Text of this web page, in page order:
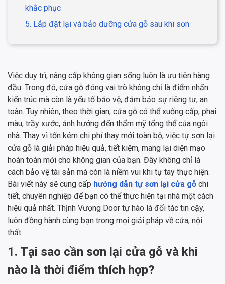
khắc phục
5. Lắp đặt lại và bảo dưỡng cửa gỗ sau khi sơn
Việc duy trì, nâng cấp không gian sống luôn là ưu tiên hàng
đầu. Trong đó, cửa gỗ đóng vai trò không chỉ là điểm nhấn
kiến trúc mà còn là yếu tố bảo vệ, đảm bảo sự riêng tư, an
toàn. Tuy nhiên, theo thời gian, cửa gỗ có thể xuống cấp, phai
màu, trầy xước, ảnh hưởng đến thẩm mỹ tổng thể của ngôi
nhà. Thay vì tốn kém chi phí thay mới toàn bộ, việc tự sơn lại
cửa gỗ là giải pháp hiệu quả, tiết kiệm, mang lại diện mạo
hoàn toàn mới cho không gian của bạn. Đây không chỉ là
cách bảo vệ tài sản mà còn là niềm vui khi tự tay thực hiện.
Bài viết này sẽ cung cấp hướng dẫn tự sơn lại cửa gỗ chi
tiết, chuyên nghiệp để bạn có thể thực hiện tại nhà một cách
hiệu quả nhất. Thịnh Vượng Door tự hào là đối tác tin cậy,
luôn đồng hành cùng bạn trong mọi giải pháp về cửa, nội
thất.
1. Tại sao cần sơn lại cửa gỗ và khi
nào là thời điểm thích hợp?